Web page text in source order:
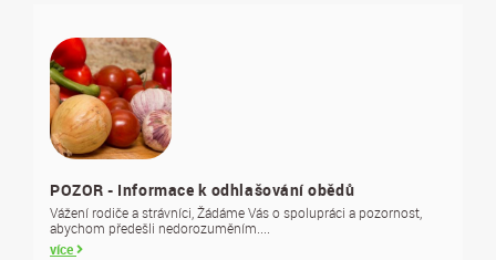
POZOR - Informace k odhlašování obědů
Vážení rodiče a strávníci, Žádáme Vás o spolupráci a pozornost,
abychom předešli nedorozuměním....
více